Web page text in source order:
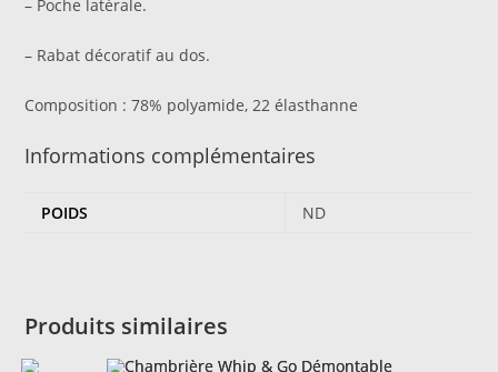
– Poche latérale.
– Rabat décoratif au dos.
Composition : 78% polyamide, 22 élasthanne
Informations complémentaires
POIDS ND
Produits similaires